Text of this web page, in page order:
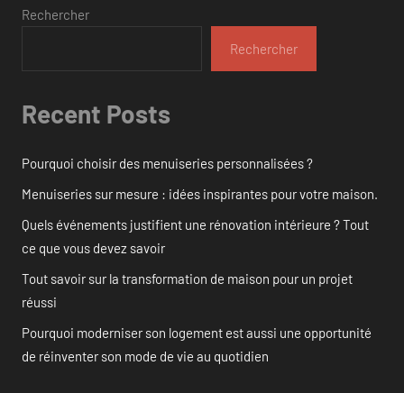
Rechercher
Rechercher
Recent Posts
Pourquoi choisir des menuiseries personnalisées ?
Menuiseries sur mesure : idées inspirantes pour votre maison.
Quels événements justifient une rénovation intérieure ? Tout
ce que vous devez savoir
Tout savoir sur la transformation de maison pour un projet
réussi
Pourquoi moderniser son logement est aussi une opportunité
de réinventer son mode de vie au quotidien